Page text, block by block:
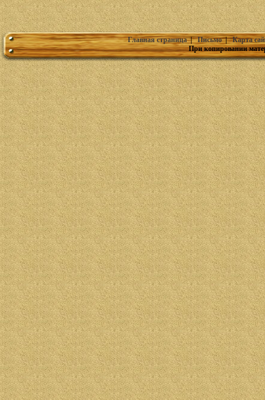
Главная страница|Письмо|Карта
При копировании